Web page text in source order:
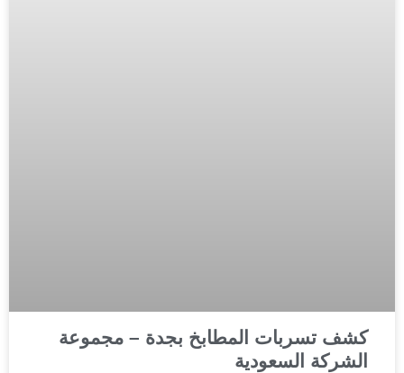
كشف تسربات المطابخ بجدة – مجموعة
الشركة السعودية